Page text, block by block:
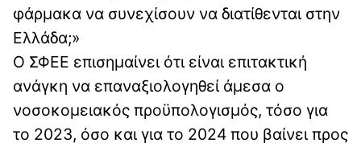
φάρμακα να συνεχίσουν να διατίθενται στην
Ελλάδα;»
Ο ΣΦΕΕ επισημαίνει ότι είναι επιτακτική
ανάγκη να επαναξιολογηθεί άμεσα ο
νοσοκομειακός προϋπολογισμός, τόσο για
το 2023, όσο και για το 2024 που βαίνει προς